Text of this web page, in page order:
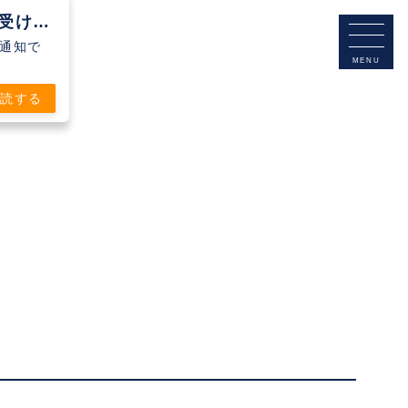
Clubteam Buddy Futsal Clubから通知を受け取る
知で
する